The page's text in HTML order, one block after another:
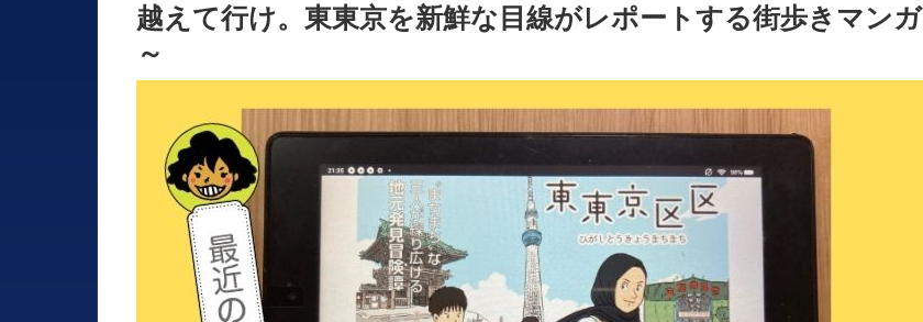
越えて行け。東東京を新鮮な目線がレポートする街歩きマンガ
～